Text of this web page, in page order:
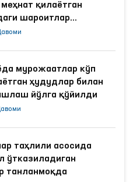
қилаётган
шароитлар
мурожаатлар кўп
ҳудудлар билан
йўлга қўйилди
таҳлили асосида
ўтказиладиган
танланмоқда